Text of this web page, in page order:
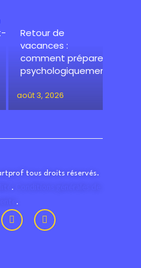
Retour de
vacances :
comment préparer
psychologiquement
août 3, 2026
tous droits réservés.
.
.